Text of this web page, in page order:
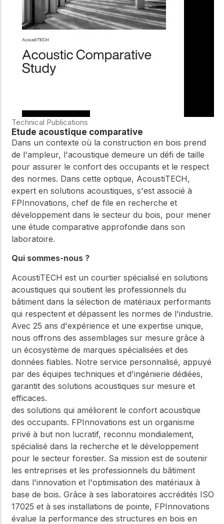
meilleures pratiques.
d'innovation
dans le domaine
l'innovation dans la
construction en bois et
la durabilité.
connectez-vous pour
obtenir du support
technique, des conseils
des ressources pratiques
Technical Publications
Étude acoustique comparative
Dans un contexte où la construction en bois prend
de l'ampleur, l'acoustique demeure un défi de taille
pour assurer le confort des occupants et le respect
des normes. Dans cette optique, AcoustiTECH,
expert en solutions acoustiques, s'est associé à
FPInnovations, chef de file en recherche et
développement dans le secteur du bois, pour mener
une étude comparative approfondie dans son
laboratoire.
Qui sommes-nous ?
AcoustiTECH est un courtier spécialisé en solutions
acoustiques qui soutient les professionnels du
bâtiment dans la sélection de matériaux performants
qui respectent et dépassent les normes de l'industrie.
Avec 25 ans d'expérience et une expertise unique,
nous offrons des assemblages sur mesure grâce à
un écosystème de marques spécialisées et des
données fiables. Notre service personnalisé, appuyé
par des équipes techniques et d'ingénierie dédiées,
garantit des solutions acoustiques sur mesure et
efficaces.
des solutions qui améliorent le confort acoustique
des occupants. FPInnovations est un organisme
privé à but non lucratif, reconnu mondialement,
spécialisé dans la recherche et le développement
pour le secteur forestier. Sa mission est de soutenir
les entreprises et les professionnels du bâtiment
dans l'innovation et l'optimisation des matériaux à
base de bois. Grâce à ses laboratoires accrédités ISO
17025 et à ses installations de pointe, FPInnovations
évalue la performance des structures en bois en